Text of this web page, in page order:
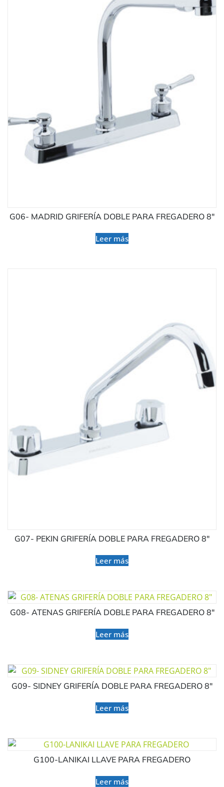
G06- MADRID GRIFERÍA DOBLE PARA FREGADERO 8″
Leer más
G07- PEKIN GRIFERÍA DOBLE PARA FREGADERO 8″
Leer más
G08- ATENAS GRIFERÍA DOBLE PARA FREGADERO 8″
Leer más
G09- SIDNEY GRIFERÍA DOBLE PARA FREGADERO 8″
Leer más
G100-LANIKAI LLAVE PARA FREGADERO
Leer más